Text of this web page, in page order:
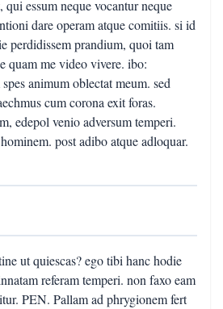
essum neque vocantur neque
dare operam atque comitiis. si id
perdidissem prandium, quoi tam
quam me video vivere. ibo:
animum oblectat meum. sed
cum corona exit foras.
edepol venio adversum temperi.
post adibo atque adloquar.
ut quiescas? ego tibi hanc hodie
referam temperi. non faxo eam
PEN. Pallam ad phrygionem fert